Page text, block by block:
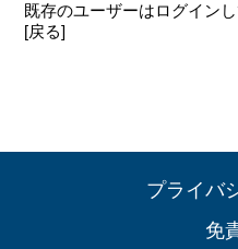
既存のユーザーはログインし
[戻る]
プライバ
免